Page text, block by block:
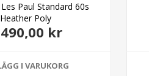
Paul Standard 60s
Heather Poly
kr
I VARUKORG